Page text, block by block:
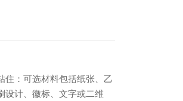
住：可选材料包括纸张、乙
设计、徽标、文字或二维